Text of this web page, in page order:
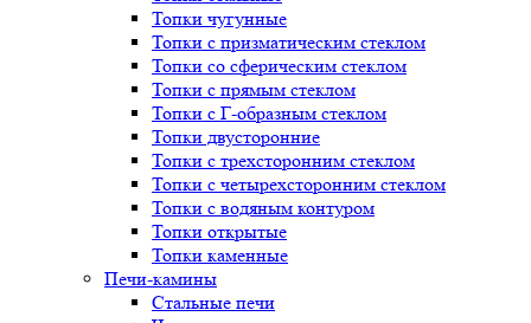
Топки чугунные
Топки с призматическим стеклом
Топки со сферическим стеклом
Топки с прямым стеклом
Топки с Г-образным стеклом
Топки двусторонние
Топки с трехсторонним стеклом
Топки с четырехсторонним стеклом
Топки с водяным контуром
Топки открытые
Топки каменные
Печи-камины
Стальные печи